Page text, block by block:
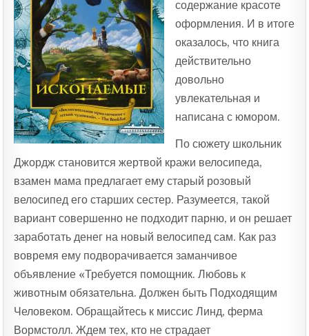
содержание красоте
оформления. И в итоге
оказалось, что книга
действительно
довольно
увлекательная и
написана с юмором.
По сюжету школьник
Джордж становится жертвой кражи велосипеда,
взамен мама предлагает ему старый розовый
велосипед его старших сестер. Разумеется, такой
вариант совершенно не подходит парню, и он решает
заработать денег на новый велосипед сам. Как раз
вовремя ему подворачивается заманчивое
объявление «Требуется помощник. Любовь к
животным обязательна. Должен быть Подходящим
Человеком. Обращайтесь к миссис Линд, ферма
Вормстолл. Ждем тех, кто не страдает